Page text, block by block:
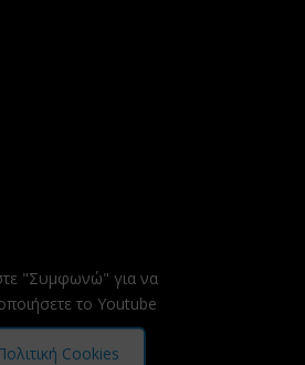
"Συμφωνώ" για να
το Youtube
Cookies